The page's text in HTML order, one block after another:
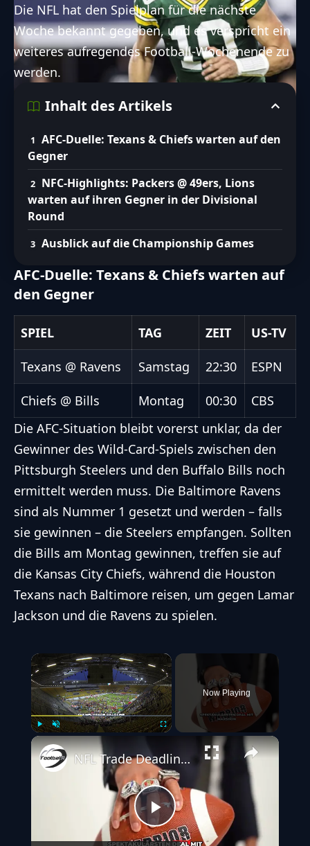
Die NFL hat den Spielplanfür die nächste
Woche bekannt gegeben, und es verspricht ein
weiteres aufregendes Football-Wochenende zu
werden.
Inhalt des Artikels
AFC-Duelle: Texans & Chiefs warten auf den
Gegner
NFC-Highlights: Packers @ 49ers, Lions
warten auf ihren Gegner in der Divisional
Round
Ausblick auf die Championship Games
AFC-Duelle: Texans & Chiefs warten auf
den Gegner
SPIEL TAG ZEIT US-TV
Texans @ Ravens Samstag 22:30 ESPN
Chiefs @ Bills Montag 00:30
CBS
Die AFC-Situation bleibt vorerst unklar, da der
Gewinner des Wild-Card-Spiels zwischen den
Pittsburgh Steelers und den Buffalo Bills noch
ermittelt werden muss. Die Baltimore Ravens
sind als Nummer 1 gesetzt und werden – falls
sie gewinnen – die Steelers empfangen. Sollten
die Bills am Montag gewinnen, treffen sie auf
die Kansas City Chiefs, während die Houston
Texans nach Baltimore reisen, um gegen Lamar
Jackson und die Ravens zu spielen.
×
Play Unmute
Now Playing
Play
NFL Trade Deadline 2024: Gewinner und Verlierer der hektischen Schlussphase